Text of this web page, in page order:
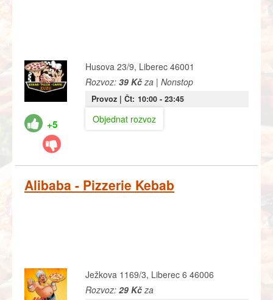
+5
Husova 23/9, Liberec 46001
Rozvoz: 39 Kčza | Nonstop
Provoz | Čt: 10:00- 23:45
Objednat rozvoz
Alibaba - Pizzerie Kebab
Ježkova 1169/3, Liberec 6 46006
Rozvoz: 29 Kčza